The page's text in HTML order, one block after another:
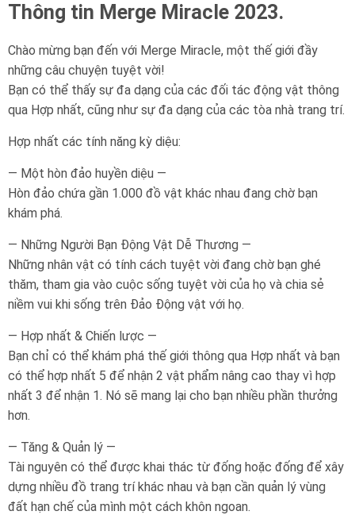
Thông tin Merge Miracle 2023.
Chào mừng bạn đến với Merge Miracle, một thế giới đầy
những câu chuyện tuyệt vời!
Bạn có thể thấy sự đa dạng của các đối tác động vật thông
qua Hợp nhất, cũng như sự đa dạng của các tòa nhà trang trí.
Hợp nhất các tính năng kỳ diệu:
— Một hòn đảo huyền diệu —
Hòn đảo chứa gần 1.000 đồ vật khác nhau đang chờ bạn
khám phá.
— Những Người Bạn Động Vật Dễ Thương —
Những nhân vật có tính cách tuyệt vời đang chờ bạn ghé
thăm, tham gia vào cuộc sống tuyệt vời của họ và chia sẻ
niềm vui khi sống trên Đảo Động vật với họ.
— Hợp nhất & Chiến lược —
Bạn chỉ có thể khám phá thế giới thông qua Hợp nhất và bạn
có thể hợp nhất 5 để nhận 2 vật phẩm nâng cao thay vì hợp
nhất 3 để nhận 1. Nó sẽ mang lại cho bạn nhiều phần thưởng
hơn.
— Tăng & Quản lý —
Tài nguyên có thể được khai thác từ đống hoặc đống để xây
dựng nhiều đồ trang trí khác nhau và bạn cần quản lý vùng
đất hạn chế của mình một cách khôn ngoan.